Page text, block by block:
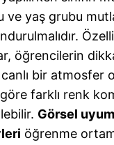
ve yaş grubu
öğrencilerin
bir atmosfer
farklı renk
Görsel
öğrenme